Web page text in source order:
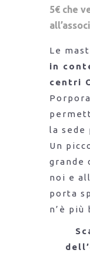
5€ che
Le
in
centri
la sede
Un
grande
noi e
porta
n’è più